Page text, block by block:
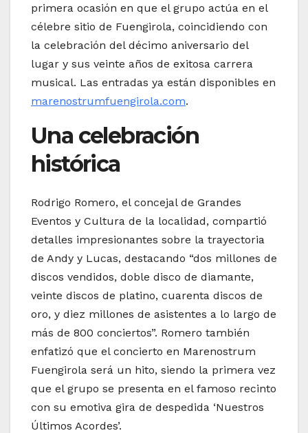
primera ocasión en que el grupo actúa en el
célebre sitio de Fuengirola, coincidiendo con
la celebración del décimo aniversario del
lugar y sus veinte años de exitosa carrera
musical. Las entradas ya están disponibles en
marenostrumfuengirola.com.
Una celebración
histórica
Rodrigo Romero, el concejal de Grandes
Eventos y Cultura de la localidad, compartió
detalles impresionantes sobre la trayectoria
de Andy y Lucas, destacando “dos millones de
discos vendidos, doble disco de diamante,
veinte discos de platino, cuarenta discos de
oro, y diez millones de asistentes a lo largo de
más de 800 conciertos”. Romero también
enfatizó que el concierto en Marenostrum
Fuengirola será un hito, siendo la primera vez
que el grupo se presenta en el famoso recinto
con su emotiva gira de despedida ‘Nuestros
Últimos Acordes’.